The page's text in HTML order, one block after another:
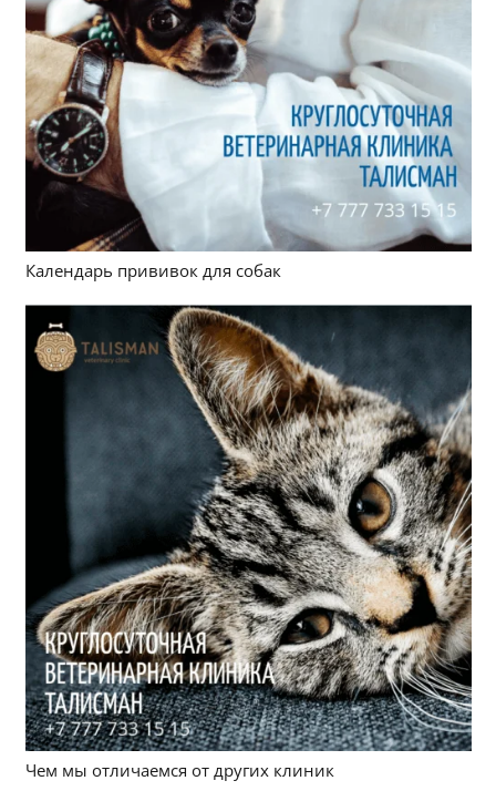
Календарь прививок для собак
Чем мы отличаемся от других клиник